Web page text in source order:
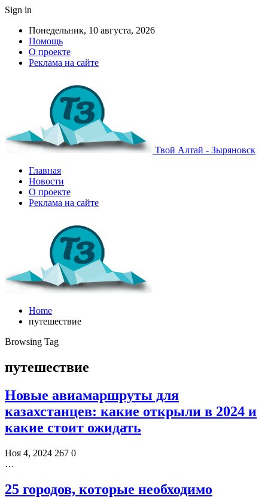
Sign in
Понедельник, 10 августа, 2026
Помощь
О проекте
Реклама на сайте
Твой Алтай - Зыряновск
Главная
Новости
О проекте
Реклама на сайте
Home
путешествие
Browsing Tag
путешествие
Новые авиамаршруты для
казахстанцев: какие открыли в 2024 и
какие стоит ожидать
Ноя 4, 2024 267 0
…
25 городов, которые необходимо